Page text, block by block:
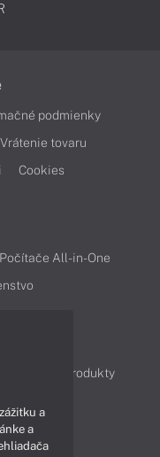
podmienky
Vrátenie tovaru
Cookies
Počítače All-in-One
Produkty
a
a